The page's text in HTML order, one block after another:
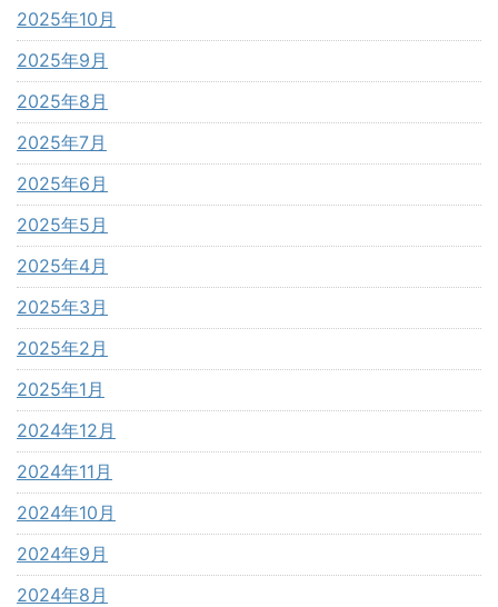
2025年10月
2025年9月
2025年8月
2025年7月
2025年6月
2025年5月
2025年4月
2025年3月
2025年2月
2025年1月
2024年12月
2024年11月
2024年10月
2024年9月
2024年8月